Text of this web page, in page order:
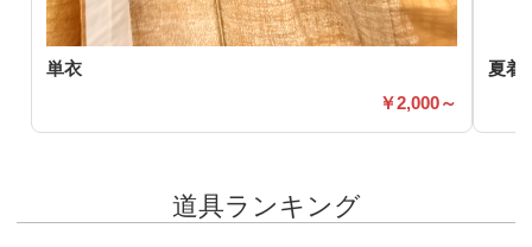
単衣
2,000～
夏着
道具ランキング